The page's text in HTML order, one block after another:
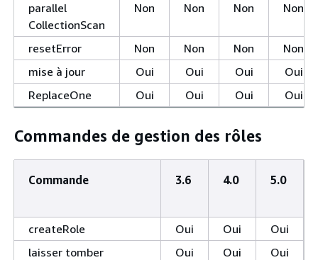
parallel
CollectionScan
Non Non Non Non
resetError Non Non Non
Non
mise à jour
Oui Oui Oui
Oui
ReplaceOne
Oui Oui Oui Oui
Commandes de gestion des rôles
Commande 3.6 4.0 5.0
createRole Oui Oui
Oui
laisser tomber
Oui Oui Oui